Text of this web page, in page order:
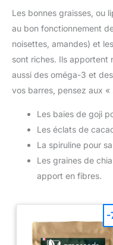
Les bonnes graisses, ou
au bon fonctionnement
noisettes, amandes) et
sont riches. Ils apportent
aussi des oméga-3 et
vos barres, pensez aux «
Les baies de goji
Les éclats de
La spiruline pour
Les graines de
apport en fibres.
-